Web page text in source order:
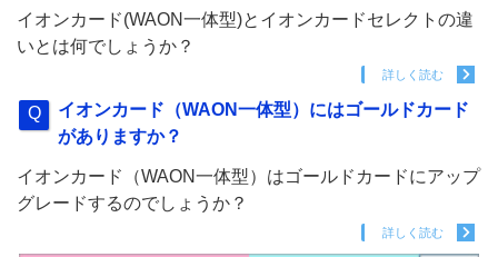
イオンカード(WAON一体型)とイオンカードセレクトの違
いとは何でしょうか？
詳しく読む
イオンカード（WAON一体型）にはゴールドカード
がありますか？
イオンカード（WAON一体型）はゴールドカードにアップ
グレードするのでしょうか？
詳しく読む